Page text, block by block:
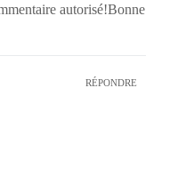
autorisé!Bonne
RÉPONDRE